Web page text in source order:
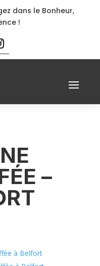
dans le Bonheur,
!
–
à Belfort